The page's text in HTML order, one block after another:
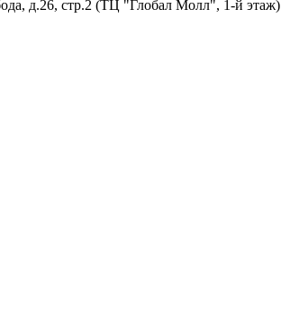
д.26, стр.2 (ТЦ "Глобал Молл", 1-й этаж)